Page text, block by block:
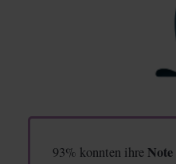
93% konnten ihre Note